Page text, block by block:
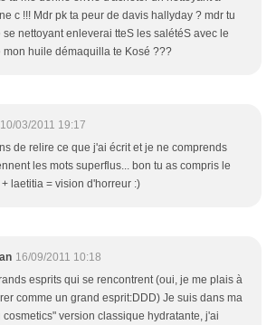
c !!! Mdr pk ta peur de davis hallyday ? mdr tu
nettoyant enleverai tteS les salétéS avec le
mon huile démaquilla te Kosé ???
10/03/2011 19:17
de relire ce que j'ai écrit et je ne comprends
les mots superflus... bon tu as compris le
laetitia = vision d'horreur :)
16/09/2011 10:18
esprits qui se rencontrent (oui, je me plais à
comme un grand esprit:DDD) Je suis dans ma
cosmetics" version classique hydratante, j'ai